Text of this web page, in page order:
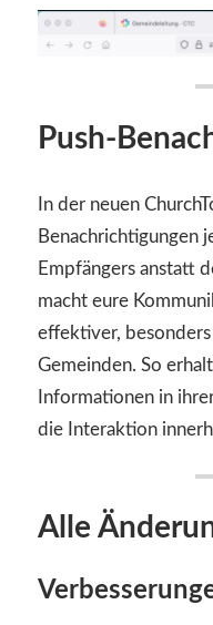
Push-
In der neuen
Benachrichtigungen
Empfängers anstatt
macht eure
effektiver,
Gemeinden. So
Informationen in
die Interaktion
Alle